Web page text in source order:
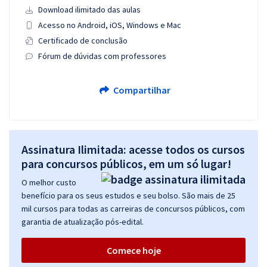
Download ilimitado das aulas
Acesso no Android, iOS, Windows e Mac
Certificado de conclusão
Fórum de dúvidas com professores
Compartilhar
Assinatura Ilimitada: acesse todos os cursos
para concursos públicos, em um só lugar!
O melhor custo
benefício para os seus estudos e seu bolso. São mais de 25
mil cursos para todas as carreiras de concursos públicos, com
garantia de atualização pós-edital.
Comece hoje